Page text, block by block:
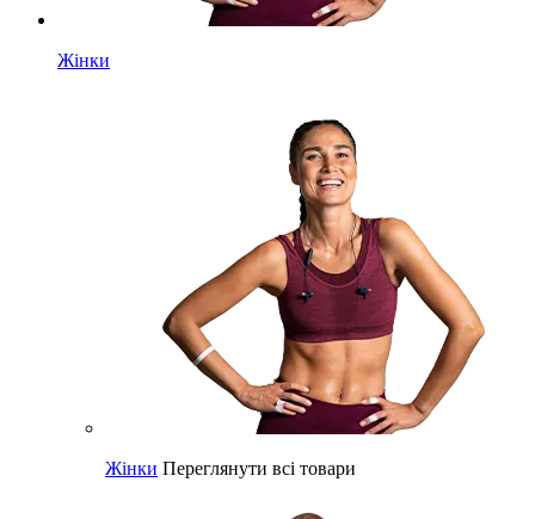
Жінки
Жінки Переглянути всі товари